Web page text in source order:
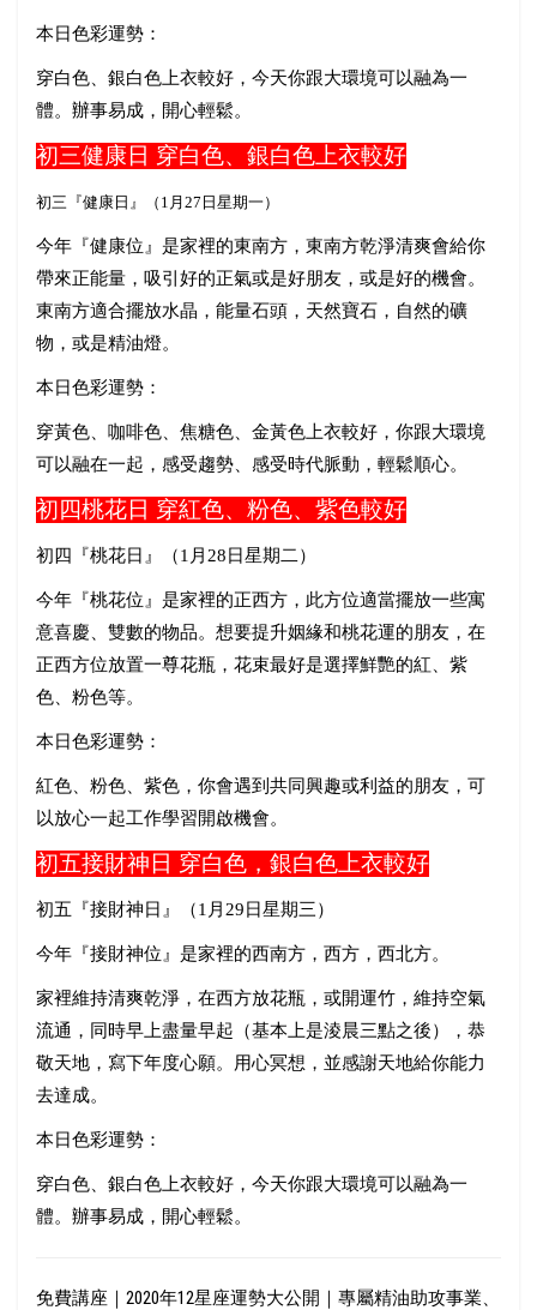
本日色彩運勢：
穿白色、銀白色上衣較好，今天你跟大環境可以融為一
體。辦事易成，開心輕鬆。
初三健康日 穿白色、銀白色上衣較好
初三『健康日』（ 1 月27 日星期一）
今年『健康位』是家裡的東南方，東南方乾淨清爽會給你
帶來正能量，吸引好的正氣或是好朋友，或是好的機會。
東南方適合擺放水晶，能量石頭，天然寶石，自然的礦
物，或是精油燈。
本日色彩運勢：
穿黃色、咖啡色、焦糖色、金黃色上衣較好，你跟大環境
可以融在一起，感受趨勢、感受時代脈動，輕鬆順心。
初四桃花日 穿紅色、粉色、紫色較好
初四『桃花日』（1 月 28日星期二）
今年『桃花位』是家裡的正西方，此方位適當擺放一些寓
意喜慶、雙數的物品。想要提升姻緣和桃花運的朋友，在
正西方位放置一尊花瓶，花束最好是選擇鮮艷的紅、紫
色、粉色等。
本日色彩運勢：
紅色、粉色、紫色，你會遇到共同興趣或利益的朋友，可
以放心一起工作學習開啟機會。
初五接財神日 穿白色，銀白色上衣較好
初五『接財神日』（1 月 29日星期三）
今年『接財神位』是家裡的西南方，西方，西北方。
家裡維持清爽乾淨，在西方放花瓶，或開運竹，維持空氣
流通，同時早上盡量早起（基本上是淩晨三點之後），恭
敬天地，寫下年度心願。用心冥想，並感謝天地給你能力
去達成。
本日色彩運勢：
穿白色、銀白色上衣較好，今天你跟大環境可以融為一
體。辦事易成，開心輕鬆。
免費講座｜2020年12星座運勢大公開｜專屬精油助攻事業、